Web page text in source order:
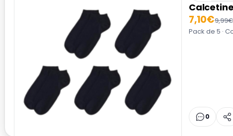
7,10€9,99€
Pack de 5 ·
0